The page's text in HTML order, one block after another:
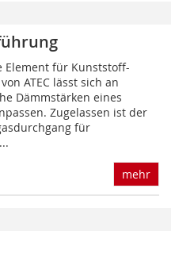
Element für Kunststoff-
ATEC lässt sich an
Dämmstärken eines
Zugelassen ist der
für
mehr